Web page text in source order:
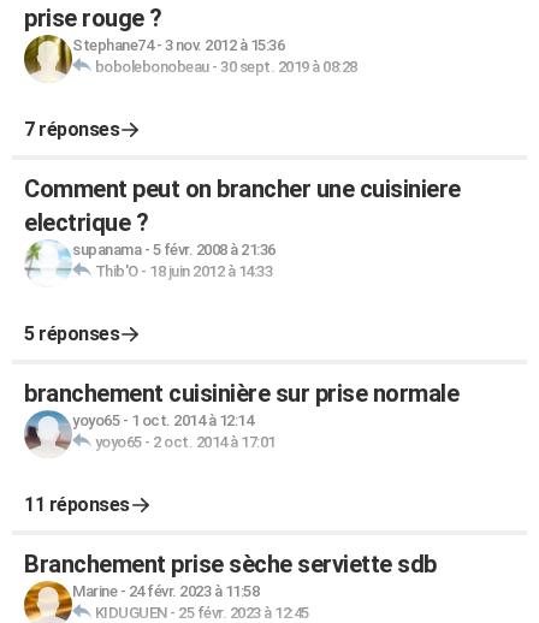
prise rouge ?
Stephane74- 3 nov. 2012 à 15:36
bobolebonobeau- 30 sept. 2019 à 08:28
7 réponses
Comment peut on brancher une cuisiniere
electrique ?
supanama- 5 févr. 2008 à 21:36
Thib'O- 18 juin 2012 à 14:33
5 réponses
branchement cuisinière sur prise normale
yoyo65- 1 oct. 2014 à 12:14
yoyo65- 2 oct. 2014 à 17:01
11 réponses
Branchement prise sèche serviette sdb
Marine- 24 févr. 2023 à 11:58
KIDUGUEN- 25 févr. 2023 à 12:45